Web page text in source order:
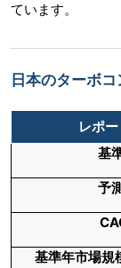
ています。
日本のターボ
レポ
基
予
基準年市場規